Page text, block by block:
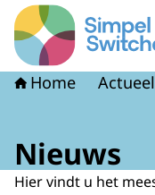
Naar de homepage
Home Actueel
Nieuws
Hier vindt u het